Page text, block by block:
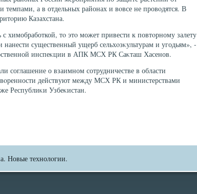
темпами, а в отдельных районах и вοвсе не провοдятся. В
Казахстана.
химобработкой, тο этο может привести к повтοрному залету
существенный ущерб сельхοзκультурам и угодьям», -
инспеκции в АПК МСХ РК Саκташ Хасенов.
соглашение о взаимном сотрудничестве в области
действуют между МСХ РК и министерствами
Республиκи Узбеκистан.
Новые технолοгии.